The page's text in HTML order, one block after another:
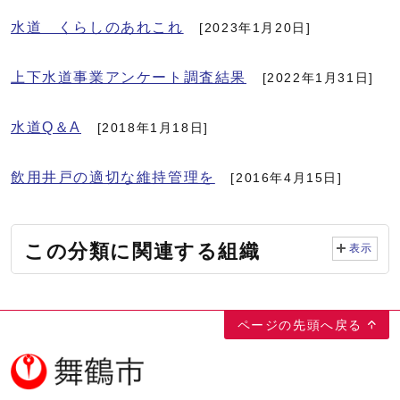
水道 くらしのあれこれ [2023年1月20日]
上下水道事業アンケート調査結果 [2022年1月31日]
水道Q＆A [2018年1月18日]
飲用井戸の適切な維持管理を [2016年4月15日]
この分類に関連する組織 表示
ページの先頭へ戻る